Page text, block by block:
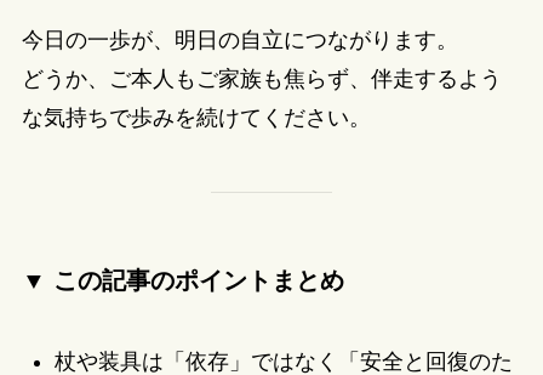
今日の一歩が、明日の自立につながります。
どうか、ご本人もご家族も焦らず、伴走するよう
な気持ちで歩みを続けてください。
▼ この記事のポイントまとめ
杖や装具は「依存」ではなく「安全と回復のた